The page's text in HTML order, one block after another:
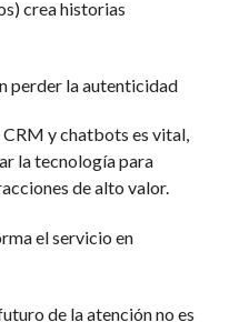
crea historias
perder la autenticidad
y chatbots es vital,
la tecnología para
de alto valor.
el servicio en
de la atención no es